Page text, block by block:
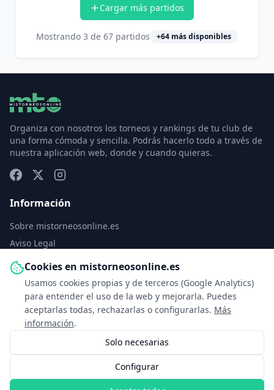
Cookies en mistorneosonline.es
Usamos cookies propias y de terceros (Google Analytics)
para entender el uso de la web y mejorarla. Puedes
aceptarlas todas, rechazarlas o configurarlas. Más
información.
Solo necesarias
Configurar
Cargar más partidos
Mostrando 3 de 67 partidos +64 más disponibles
Organiza con nosotros los torneos y rankings de tu club de
una forma cómoda y sencilla. Podrás hacerlo todo a través de
nuestra aplicación web, donde y cuando quieras.
Información
Sobre mistorneosonline.es
Aviso Legal
Política de Privacidad
Política de Cookies
Configurar cookies
Contacto
info@mistorneosonline.es
© 2026 Copyright: mistorneosonline.es